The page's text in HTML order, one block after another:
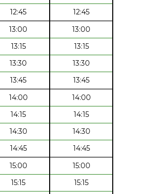
12:45
12:45
13:00
13:00
13:15
13:15
13:30
13:30
13:45
13:45
14:00
14:00
14:15
14:15
14:30
14:30
14:45
14:45
15:00
15:00
15:15
15:15